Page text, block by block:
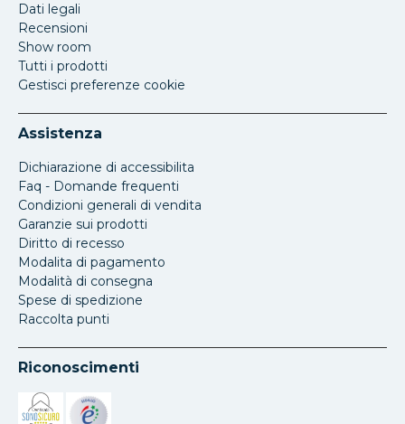
Dati legali
Recensioni
Show room
Tutti i prodotti
Gestisci preferenze cookie
Assistenza
Dichiarazione di accessibilita
Faq - Domande frequenti
Condizioni generali di vendita
Garanzie sui prodotti
Diritto di recesso
Modalita di pagamento
Modalità di consegna
Spese di spedizione
Raccolta punti
Riconoscimenti